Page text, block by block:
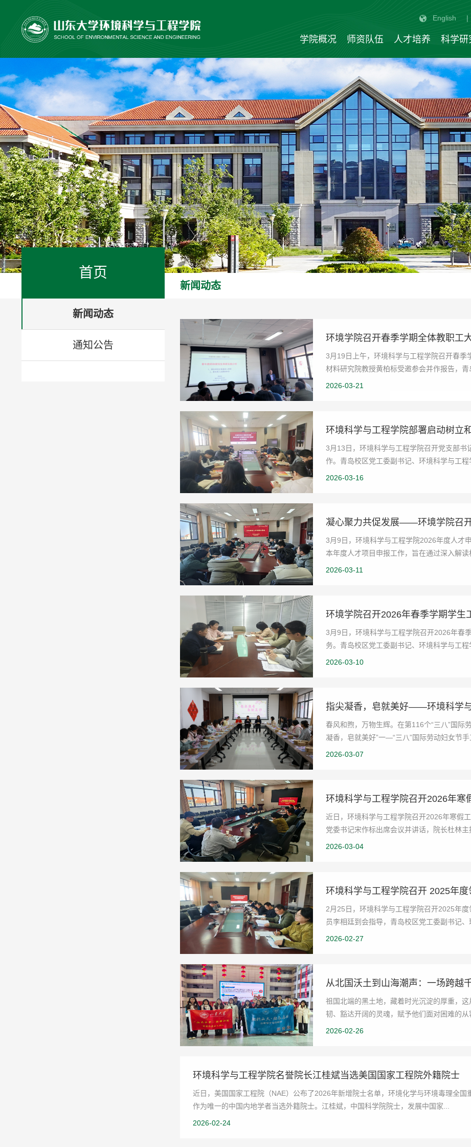
English |
学院概况 师资队伍 人才培养 科学研
首页
新闻动态
通知公告
新闻动态
环境学院召开春季学期全体教职工
3月19日上午，环境科学与工程学院召开春
材料研究院教授黄柏标受邀参会并作报告，
标出席会议并讲话...
2026-03-21
环境科学与工程学院部署启动树立
3月13日，环境科学与工程学院召开党支部
作。青岛校区党工委副书记、环境科学与工
级组织员蒲业虹主持...
2026-03-16
凝心聚力共促发展——环境学院召
3月9日，环境科学与工程学院2026年度人才
本年度人才项目申报工作，旨在通过深入解
育与发展蓄势赋能...
2026-03-11
环境学院召开2026年春季学期学生
3月9日，环境科学与工程学院召开2026年春
务。青岛校区党工委副书记、环境科学与工
持会议，学院全体...
2026-03-10
春风和煦，万物生辉。在第116个“三八”国际
凝香，皂就美好”一—“三八”国际劳动妇女节
丰富的文化...
2026-03-07
环境科学与工程学院召开2026年寒
近日，环境科学与工程学院召开2026年寒假
党委书记宋作标出席会议并讲话，院长杜林
首先传达了2026年...
2026-03-04
环境科学与工程学院召开 2025年
2月25日，环境科学与工程学院召开2025年
员李相廷到会指导，青岛校区党工委副书记
班子成员参会。会上...
2026-02-27
从北国沃土到山海潮声：一场跨越
祖国北端的黑土地，藏着时光沉淀的厚重，
韧、豁达开阔的灵魂，赋予他们面对困难的
怀志向跨越两千公里...
2026-02-26
环境科学与工程学院名誉院长江桂斌当选美国国家工程院外籍院士
近日，美国国家工程院（NAE）公布了2026年新增院士名单，环境化学与环境毒理全
作为唯一的中国内地学者当选外籍院士。江桂斌，中国科学院院士，发展中国家...
2026-02-24